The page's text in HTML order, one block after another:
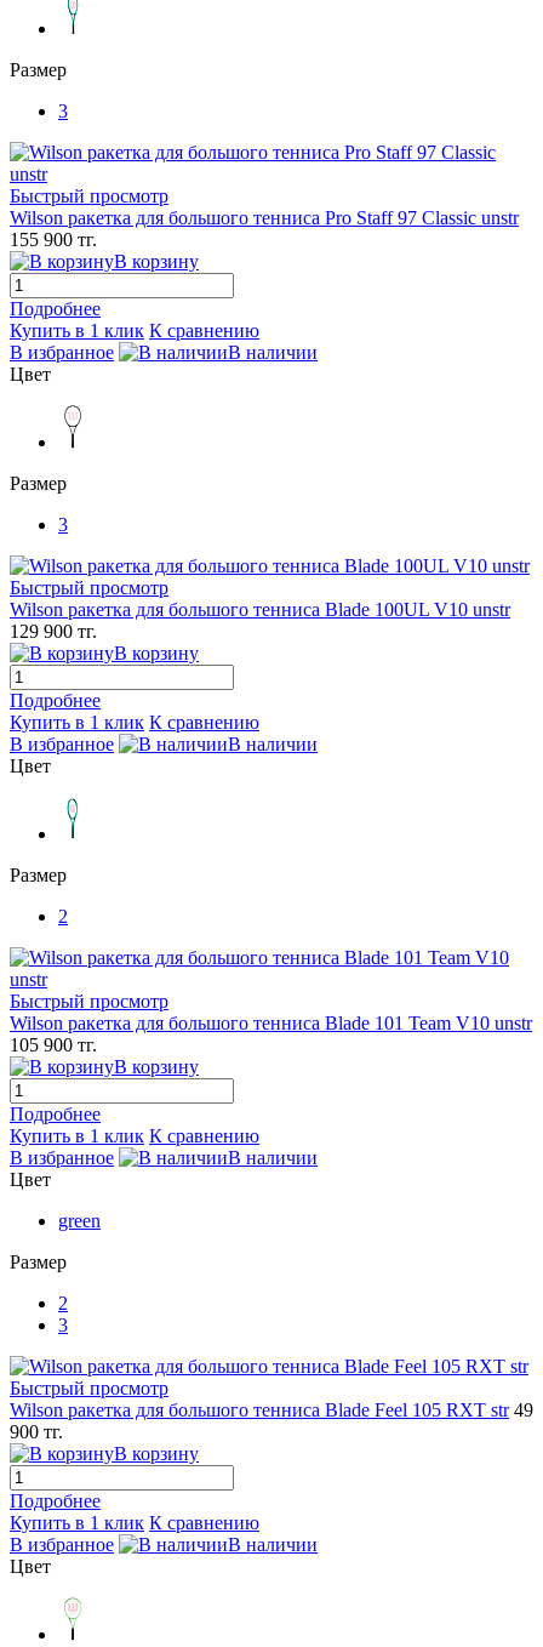
Размер
3
Быстрый просмотр
Wilson ракетка для большого тенниса Pro Staff 97 Classic unstr
155 900 тг.
В корзину
Подробнее
Купить в 1 клик К сравнению
В избранное
В наличии
Цвет
Размер
3
Быстрый просмотр
Wilson ракетка для большого тенниса Blade 100UL V10 unstr
129 900 тг.
В корзину
Подробнее
Купить в 1 клик К сравнению
В избранное
В наличии
Цвет
Размер
2
Быстрый просмотр
Wilson ракетка для большого тенниса Blade 101 Team V10 unstr
105 900 тг.
В корзину
Подробнее
Купить в 1 клик К сравнению
В избранное
В наличии
Цвет
green
Размер
2
3
Быстрый просмотр
Wilson ракетка для большого тенниса Blade Feel 105 RXT str 49
900 тг.
В корзину
Подробнее
Купить в 1 клик К сравнению
В избранное
В наличии
Цвет